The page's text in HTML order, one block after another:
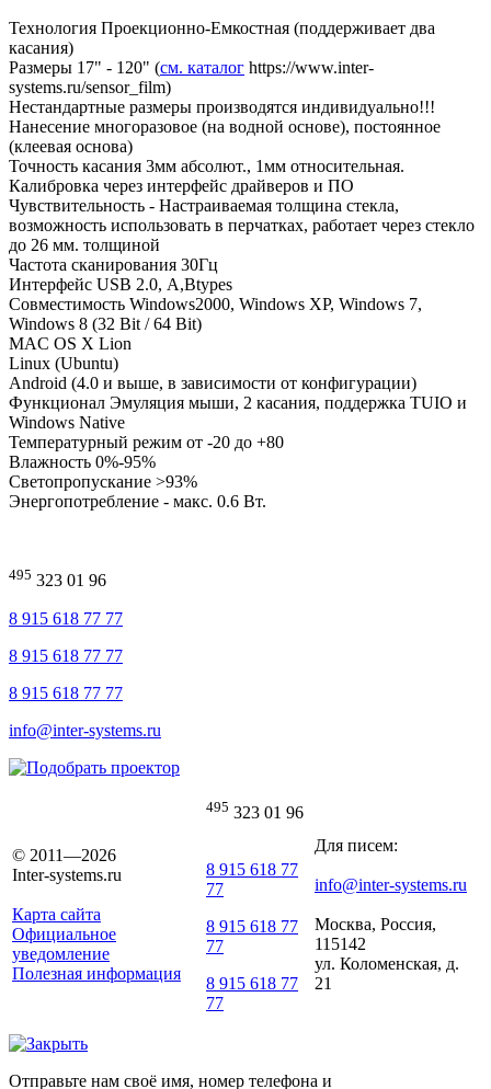
Технология Проекционно-Емкостная (поддерживает два
касания)
Размеры 17" - 120" (см. каталог https://www.inter-
systems.ru/sensor_film)
Нестандартные размеры производятся индивидуально!!!
Нанесение многоразовое (на водной основе), постоянное
(клеевая основа)
Точность касания 3мм абсолют., 1мм относительная.
Калибровка через интерфейс драйверов и ПО
Чувствительность - Настраиваемая толщина стекла,
возможность использовать в перчатках, работает через стекло
до 26 мм. толщиной
Частота сканирования 30Гц
Интерфейс USB 2.0, А,Btypes
Совместимость Windows2000, Windows XP, Windows 7,
Windows 8 (32 Bit / 64 Bit)
MAC OS X Lion
Linux (Ubuntu)
Android (4.0 и выше, в зависимости от конфигурации)
Функционал Эмуляция мыши, 2 касания, поддержка TUIO и
Windows Native
Температурный режим от -20 до +80
Влажность 0%-95%
Светопропускание >93%
Энергопотребление - макс. 0.6 Вт.
495 323 01 96
8 915 618 77 77
8 915 618 77 77
8 915 618 77 77
info@inter-systems.ru
© 2011—2026
Inter-systems.ru
Карта сайта
Официальное
уведомление
Полезная информация
495 323 01 96
8 915 618 77
77
8 915 618 77
77
8 915 618 77
77
Для писем:
info@inter-systems.ru
Москва, Россия,
115142
ул. Коломенская, д.
21
Отправьте нам своё имя, номер телефона и